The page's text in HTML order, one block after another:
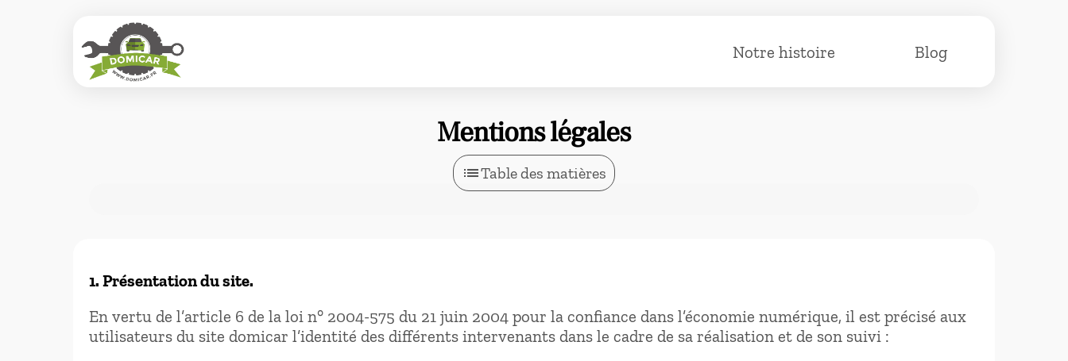
Notre histoire Blog
Mentions légales
listTable des matières
1. Présentation du site.
En vertu de l’article 6 de la loi n° 2004-575 du 21 juin 2004 pour la confiance dans l’économie numérique, il est précisé aux
utilisateurs du site domicar l’identité des différents intervenants dans le cadre de sa réalisation et de son suivi :